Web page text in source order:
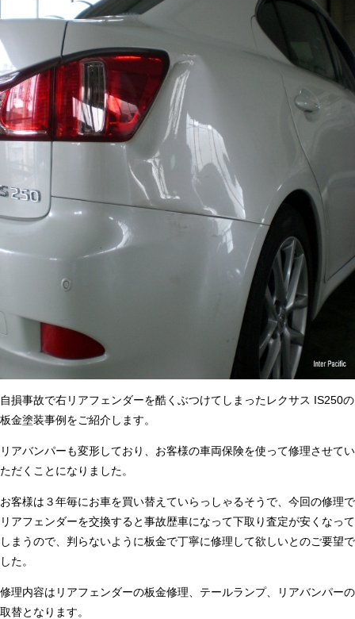
自損事故で右リアフェンダーを酷くぶつけてしまったレクサス IS250の
板金塗装事例をご紹介します。
リアバンパーも変形しており、お客様の車両保険を使って修理させてい
ただくことになりました。
お客様は３年毎にお車を買い替えていらっしゃるそうで、今回の修理で
リアフェンダーを交換すると事故歴車になって下取り査定が安くなって
しまうので、判らないように板金で丁寧に修理して欲しいとのご要望で
した。
修理内容はリアフェンダーの板金修理、テールランプ、リアバンパーの
取替となります。